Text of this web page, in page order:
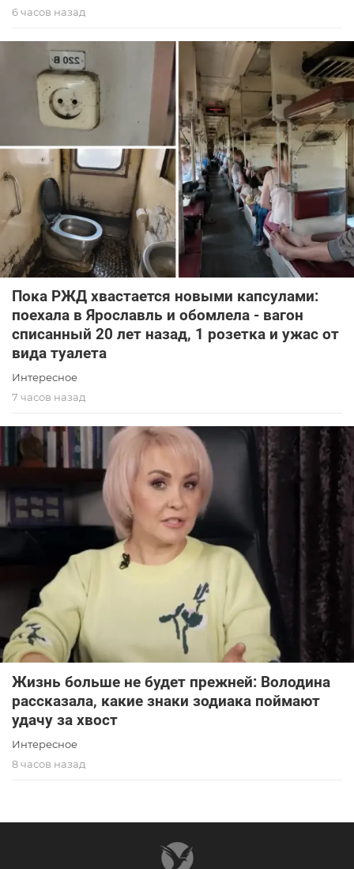
6 часов назад
Пока РЖД хвастается новыми капсулами:
поехала в Ярославль и обомлела - вагон
списанный 20 лет назад, 1 розетка и ужас от
вида туалета
Интересное
7 часов назад
Жизнь больше не будет прежней: Володина
рассказала, какие знаки зодиака поймают
удачу за хвост
Интересное
8 часов назад